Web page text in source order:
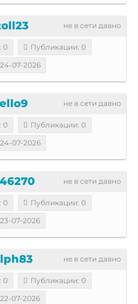
не в сети давно
0
Публикации: 0
07-2026
не в сети давно
0
Публикации: 0
07-2026
не в сети давно
0
Публикации: 0
07-2026
не в сети давно
0
Публикации: 0
07-2026